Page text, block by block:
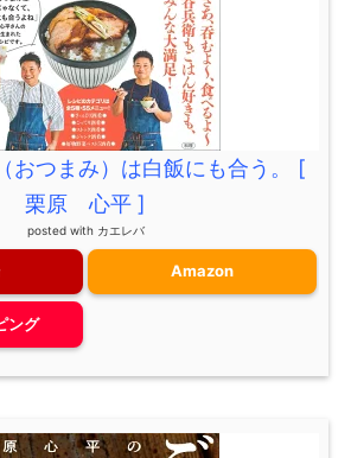
おつまみ）は白飯にも合う。 [
栗原 心平 ]
posted with カエレバ
Amazon
ング